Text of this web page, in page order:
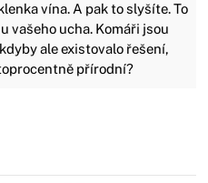
vína. A pak to slyšíte. To
vašeho ucha. Komáři jsou
ale existovalo řešení,
přírodní?